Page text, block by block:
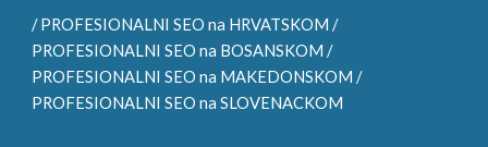
/PROFESIONALNI SEOna HRVATSKOM /
PROFESIONALNI SEO na BOSANSKOM /
PROFESIONALNI SEO na MAKEDONSKOM /
PROFESIONALNI SEO naSLOVENACKOM